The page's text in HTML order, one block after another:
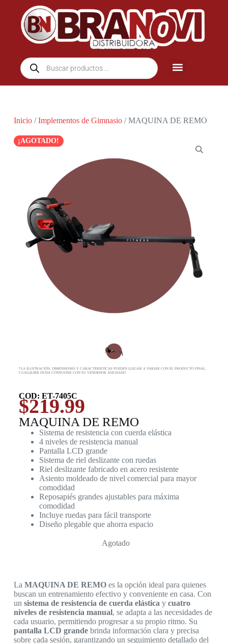
Inicio/Implementos de Gimnasio/ MAQUINA DE REMO
¡AGOTADO!
*LA ILUSTRACIÓN, DIMENSIONES Y CARACTERISTICAS PUEDEN LLEGAR A VARIAR CON EL PRODUCTO FINAL,
CUALQUIER DUDA CONSULTAR CON SU VENDEDOR ASIGNADO
COD: ET-7405C
$219.99
MAQUINA DE REMO
Sistema de resistencia con cuerda elástica
4 niveles de resistencia manual
Pantalla LCD grande
Sistema de riel deslizante con ruedas
Riel deslizante fabricado en acero resistente
Asiento moldeado de nivel comercial para mayor
comodidad
Reposapiés grandes ajustables para máxima
comodidad
Incluye ruedas para fácil transporte
Diseño plegable que ahorra espacio
Agotado
La MAQUINA DE REMOes la opción ideal para quienes
buscan un entrenamiento efectivo y conveniente en casa. Con
un sistema de resistencia de cuerda elástica y cuatro
niveles de resistencia manual, se adapta a las necesidades de
cada usuario, permitiendo progresar a su propio ritmo. Su
pantalla LCD grandebrinda información clara y precisa
sobre cada sesión, garantizando un seguimiento detallado del